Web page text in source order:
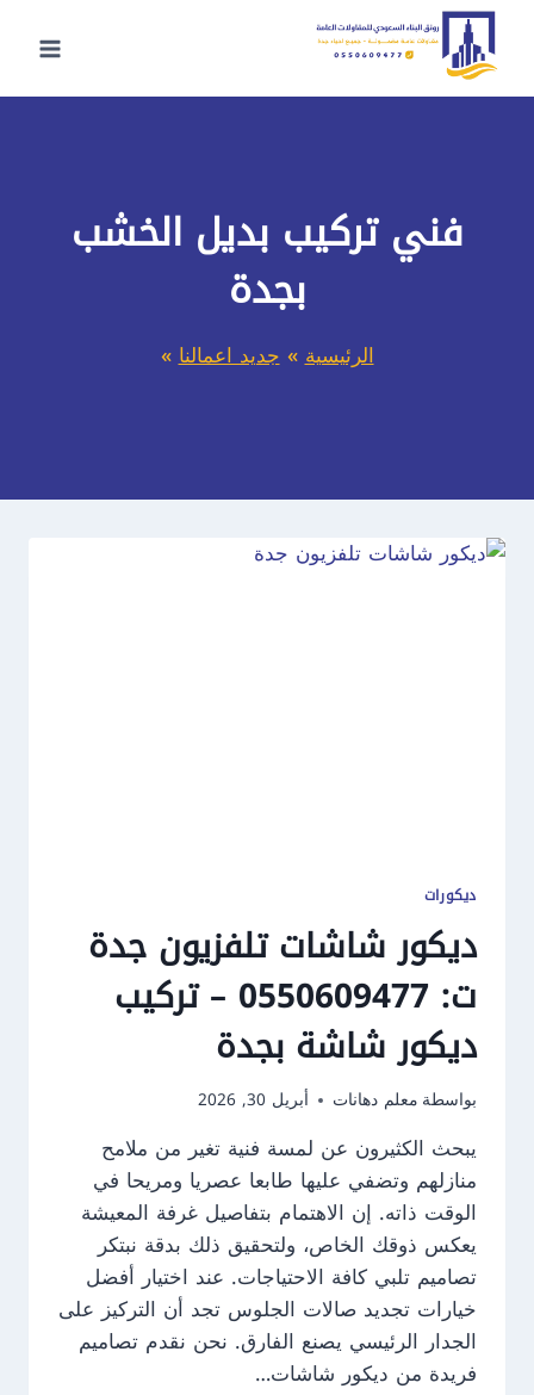
التجاوز
المحتوى
فني تركيب بديل الخشب
بجدة
الرئيسية»جديد اعمالنا»
ديكورات
ديكور شاشات تلفزيون جدة
ت: 0550609477 – تركيب
ديكور شاشة بجدة
بواسطة معلم دهانات أبريل 30, 2026
يبحث الكثيرون عن لمسة فنية تغير من ملامح
منازلهم وتضفي عليها طابعا عصريا ومريحا في
الوقت ذاته. إن الاهتمام بتفاصيل غرفة المعيشة
يعكس ذوقك الخاص، ولتحقيق ذلك بدقة نبتكر
تصاميم تلبي كافة الاحتياجات. عند اختيار أفضل
خيارات تجديد صالات الجلوس تجد أن التركيز على
الجدار الرئيسي يصنع الفارق. نحن نقدم تصاميم
فريدة من ديكور شاشات…